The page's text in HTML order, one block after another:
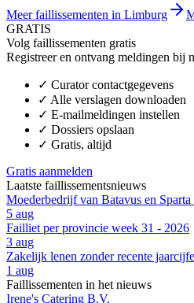
Meer faillissementen in Limburg
GRATIS
Volg faillissementen gratis
Registreer en ontvang meldingen bij
✓ Curator contactgegevens
✓ Alle verslagen downloaden
✓ E-mailmeldingen instellen
✓ Dossiers opslaan
✓ Gratis, altijd
Gratis aanmelden
Laatste faillissementsnieuws
Moederbedrijf van Batavus en
5 aug
Failliet per provincie week 31 - 2026
3 aug
Zakelijk lenen zonder recente
1 aug
Faillissementen in het nieuws
Irene's Catering B.V.